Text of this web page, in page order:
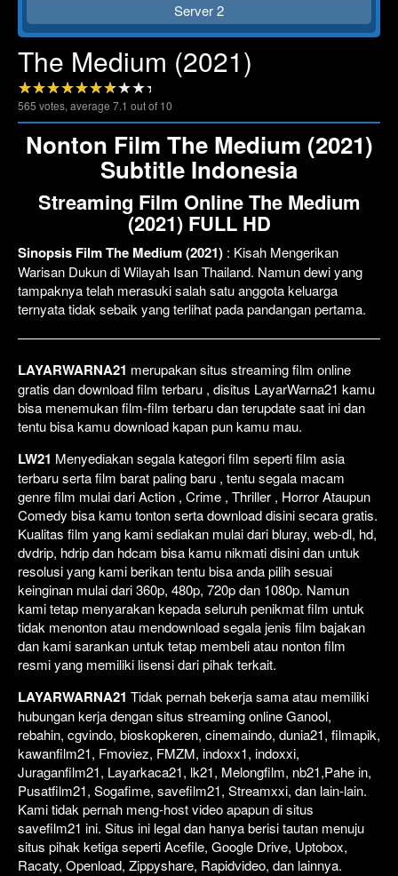
Server 2
The Medium (2021)
565 votes, average 7.1 out of 10
Nonton Film The Medium (2021)
Subtitle Indonesia
Streaming Film Online The Medium
(2021) FULL HD
Sinopsis Film The Medium (2021) : Kisah Mengerikan
Warisan Dukun di Wilayah Isan Thailand. Namun dewi yang
tampaknya telah merasuki salah satu anggota keluarga
ternyata tidak sebaik yang terlihat pada pandangan pertama.
LAYARWARNA21 merupakan situs streaming film online
gratis dan download film terbaru , disitus LayarWarna21 kamu
bisa menemukan film-film terbaru dan terupdate saat ini dan
tentu bisa kamu download kapan pun kamu mau.
LW21 Menyediakan segala kategori film seperti film asia
terbaru serta film barat paling baru , tentu segala macam
genre film mulai dari Action , Crime , Thriller , Horror Ataupun
Comedy bisa kamu tonton serta download disini secara gratis.
Kualitas film yang kami sediakan mulai dari bluray, web-dl, hd,
dvdrip, hdrip dan hdcam bisa kamu nikmati disini dan untuk
resolusi yang kami berikan tentu bisa anda pilih sesuai
keinginan mulai dari 360p, 480p, 720p dan 1080p. Namun
kami tetap menyarakan kepada seluruh penikmat film untuk
tidak menonton atau mendownload segala jenis film bajakan
dan kami sarankan untuk tetap membeli atau nonton film
resmi yang memiliki lisensi dari pihak terkait.
LAYARWARNA21 Tidak pernah bekerja sama atau memiliki
hubungan kerja dengan situs streaming online Ganool,
rebahin, cgvindo, bioskopkeren, cinemaindo, dunia21, filmapik,
kawanfilm21, Fmoviez, FMZM, indoxx1, indoxxi,
Juraganfilm21, Layarkaca21, lk21, Melongfilm, nb21,Pahe in,
Pusatfilm21, Sogafime, savefilm21, Streamxxi, dan lain-lain.
Kami tidak pernah meng-host video apapun di situs
savefilm21 ini. Situs ini legal dan hanya berisi tautan menuju
situs pihak ketiga seperti Acefile, Google Drive, Uptobox,
Racaty, Openload, Zippyshare, Rapidvideo, dan lainnya.